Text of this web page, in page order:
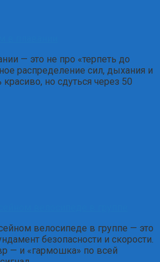
— это не про «терпеть до
распределение сил, дыхания и
но сдуться через 50
велосипеде в группе — это
безопасности и скорости.
— и «гармошка» по всей